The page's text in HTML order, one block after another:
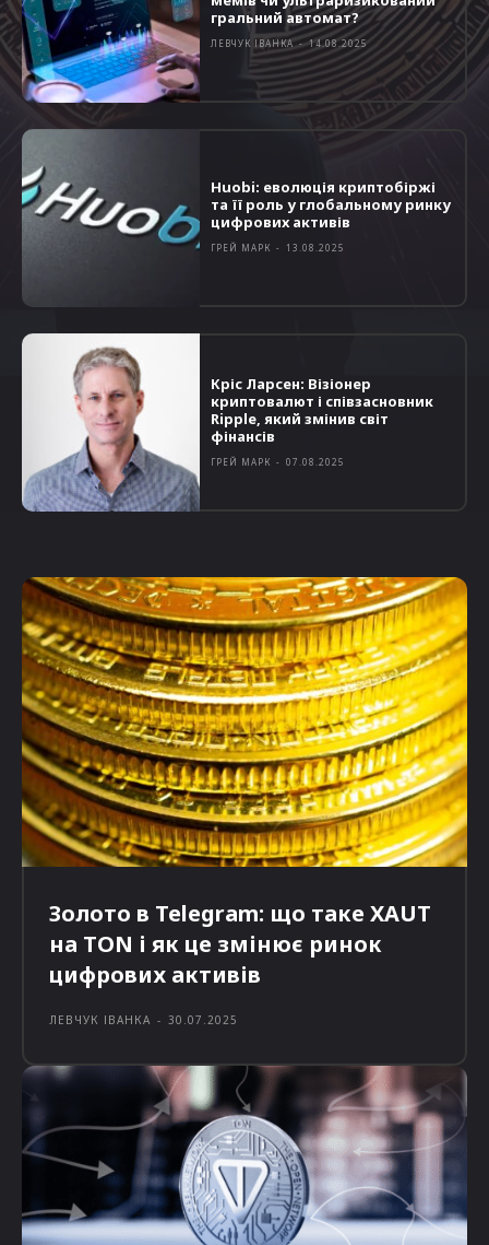
гральний автомат?
ЛЕВЧУК ІВАНКА - 14.08.2025
Huobi: еволюція криптобіржі
та її роль у глобальному ринку
цифрових активів
ГРЕЙ МАРК - 13.08.2025
Кріс Ларсен: Візіонер
криптовалют і співзасновник
Ripple, який змінив світ
фінансів
ГРЕЙ МАРК - 07.08.2025
Золото в Telegram: що таке XAUT
на TON і як це змінює ринок
цифрових активів
ЛЕВЧУК ІВАНКА - 30.07.2025